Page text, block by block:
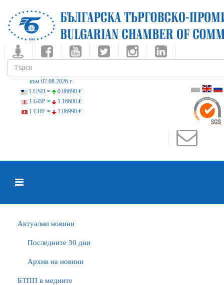
към 07.08.2026 г.
1 USD =
0.86690 €
1 GBP =
1.16600 €
1 CHF =
1.06990 €
Актуални новини
Последните 30 дни
Архив на новини
БTПП в медиите